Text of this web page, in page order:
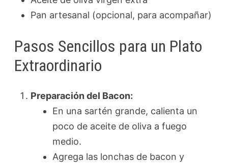
Pan artesanal (opcional, para acompañar)
Pasos Sencillos para un Plato
Extraordinario
Preparación del Bacon:
En una sartén grande, calienta un
poco de aceite de oliva a fuego
medio.
Agrega las lonchas de bacon y